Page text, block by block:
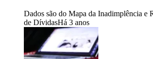
Dados são do Mapa da Inadimplência e
de DívidasHá 3 anos